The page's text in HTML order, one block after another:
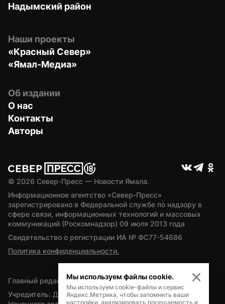
Надымский район
Наши проекты
«Красный Север»
«Ямал-Медиа»
Об издании
О нас
Контакты
Авторы
© 2026 Север-Пресс — Новости Ямала.
Информационное агентство «Север-Пресс»
зарегистрировано в Федеральной службе по надзору в
сфере связи, информационных технологий и массовых
коммуникаций (Роскомнадзор) 09 июля 2013 года
Свидетельство о регистрации ИА № ФС77-54686
Политика конфиденциальности.
Главный редактор — А.Л. Поздеев
Учредитель: Департамент внутренней политики Ямало-
Мы используем файлы cookie.
Мы используем cookie-файлы и сервис
Яндекс.Метрика, чтобы запомнить ваши
настройки, анализировать посещаемость и